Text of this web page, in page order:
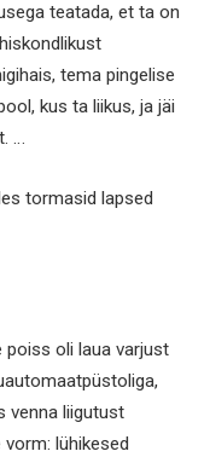
teatada, et ta on
tema pingelise
kus ta liikus, ja jäi
…
tormasid lapsed
poiss oli laua varjust
venna liigutust
lühikesed